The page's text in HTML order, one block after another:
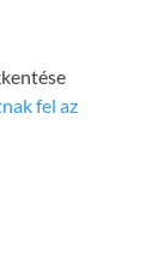
fel az